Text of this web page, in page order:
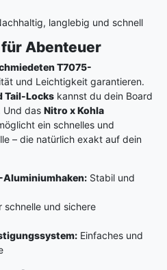
langlebig und schnell
Abenteuer
T7075-
und Leichtigkeit garantieren.
Tail-Locks kannst du dein Board
Und das Nitro x Kohla
ein schnelles und
– die natürlich exakt auf dein
Aluminiumhaken: Stabil und
schnelle und sichere
Einfaches und